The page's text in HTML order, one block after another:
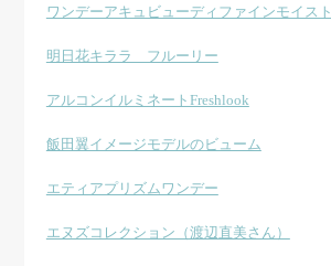
ワンデーアキュビューディファインモイスト
明日花キララ フルーリー
アルコンイルミネートFreshlook
飯田翼イメージモデルのビューム
エティアプリズムワンデー
エヌズコレクション（渡辺直美さん）